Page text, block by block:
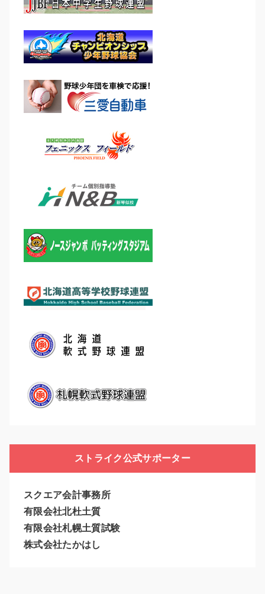
ストライク公式サポーター
スクエア会計事務所
有限会社北杜土質
有限会社札幌土質試験
株式会社たかはし